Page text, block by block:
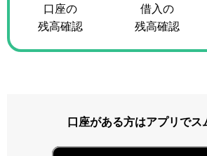
口座の
残高確認
借入の
残高確認
口座がある方はアプリでス